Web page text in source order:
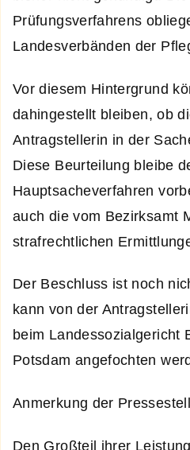
Prüfungsverfahrens
Landesverbänden der
Vor diesem Hintergrund
dahingestellt bleiben, ob
Antragstellerin in der
Diese Beurteilung bleibe
Hauptsacheverfahren
auch die vom Bezirksamt
strafrechtlichen
Der Beschluss ist noch
kann von der
beim Landessozialgericht
Potsdam angefochten
Anmerkung der
Den Großteil ihrer